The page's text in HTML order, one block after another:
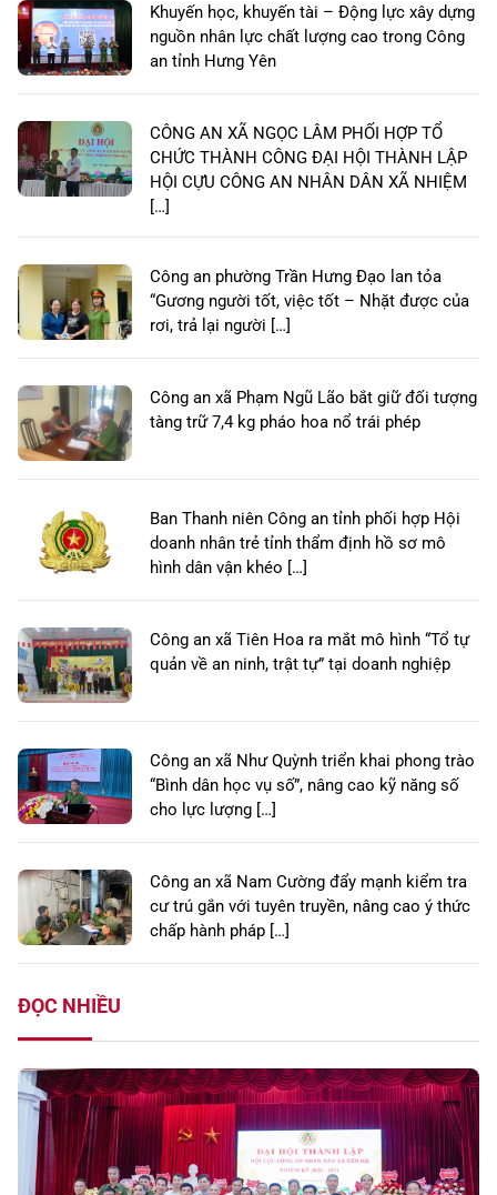
Khuyến học, khuyến tài – Động lực xây dựng
nguồn nhân lực chất lượng cao trong Công
an tỉnh Hưng Yên
CÔNG AN XÃ NGỌC LÂM PHỐI HỢP TỔ
CHỨC THÀNH CÔNG ĐẠI HỘI THÀNH LẬP
HỘI CỰU CÔNG AN NHÂN DÂN XÃ NHIỆM
[…]
Công an phường Trần Hưng Đạo lan tỏa
“Gương người tốt, việc tốt – Nhặt được của
rơi, trả lại người […]
Công an xã Phạm Ngũ Lão bắt giữ đối tượng
tàng trữ 7,4 kg pháo hoa nổ trái phép
Ban Thanh niên Công an tỉnh phối hợp Hội
doanh nhân trẻ tỉnh thẩm định hồ sơ mô
hình dân vận khéo […]
Công an xã Tiên Hoa ra mắt mô hình “Tổ tự
quản về an ninh, trật tự” tại doanh nghiệp
Công an xã Như Quỳnh triển khai phong trào
“Bình dân học vụ số”, nâng cao kỹ năng số
cho lực lượng […]
Công an xã Nam Cường đẩy mạnh kiểm tra
cư trú gắn với tuyên truyền, nâng cao ý thức
chấp hành pháp […]
ĐỌC NHIỀU